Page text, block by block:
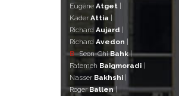
Eugène Atget |
Kader Attia |
Richard Aujard |
Richard Avedon |
B Seon-GhiBahk|
Fatemeh Baigmoradi |
Nasser Bakhshi |
RogerBallen|